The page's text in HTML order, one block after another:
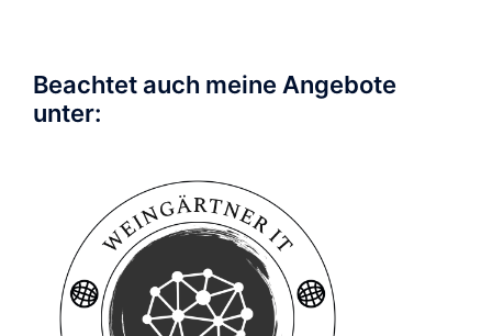
Beachtet auch meine Angebote
unter: